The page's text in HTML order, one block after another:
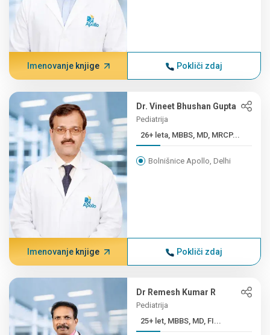
Imenovanje knjige Pokliči zdaj
Dr. Vineet Bhushan Gupta
Pediatrija
26+ leta, MBBS, MD, MRCP...
Bolnišnice Apollo, Delhi
Imenovanje knjige Pokliči zdaj
Dr Remesh Kumar R
Pediatrija
25+ let, MBBS, MD, FI...